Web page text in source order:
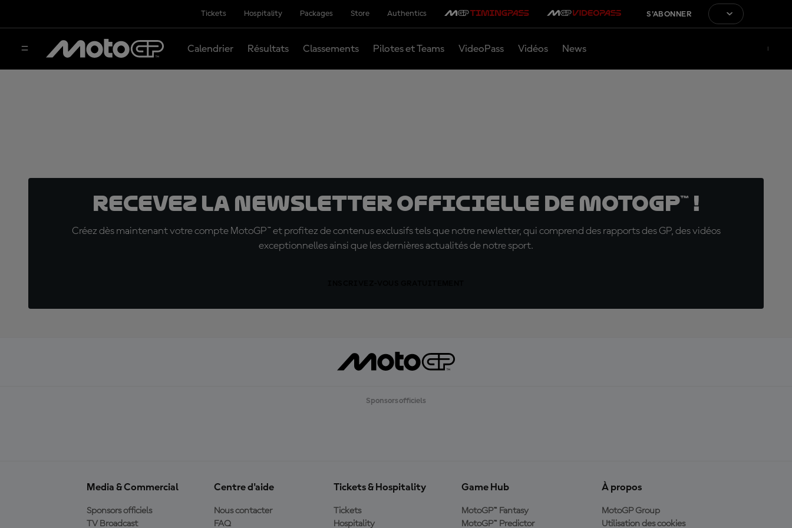
Tickets Hospitality Packages Store Authentics S'ABONNER
Calendrier Résultats Classements Pilotes et Teams VideoPass Vidéos News
Recevez la Newsletter officielle de MotoGP™ !
Créez dès maintenant votre compte MotoGP™ et profitez de contenus exclusifs tels que notre newletter, qui comprend des rapports des GP, des vidéos
exceptionnelles ainsi que les dernières actualités de notre sport.
Sponsors officiels
Media & Commercial
Sponsors officiels
TV Broadcast
Centre d'aide
Nous contacter
FAQ
Tickets & Hospitality
Tickets
Hospitality
Game Hub
MotoGP™ Fantasy
MotoGP™ Predictor
À propos
MotoGP Group
Utilisation des cookies